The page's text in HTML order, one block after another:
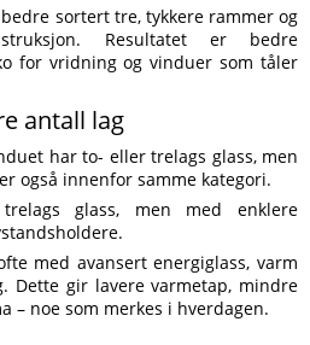
sortert tre, tykkere rammer og
Resultatet er bedre
for vridning og vinduer som tåler
antall lag
har to- eller trelags glass, men
også innenfor samme kategori.
glass, men med enklere
med avansert energiglass, varm
Dette gir lavere varmetap, mindre
– noe som merkes i hverdagen.